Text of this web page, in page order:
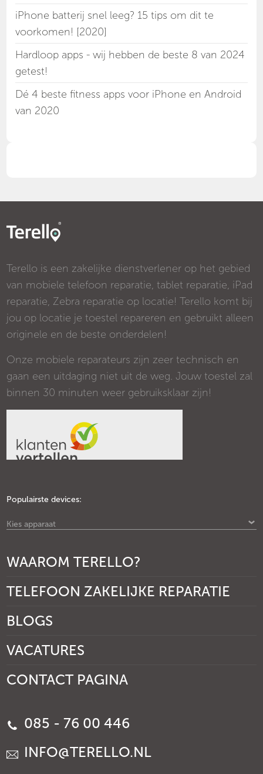
iPhone batterij snel leeg? 15 tips om dit te
voorkomen! [2020]
Hardloop apps - wij hebben de beste 8 van 2024
getest!
Dé 4 beste fitness apps voor iPhone en Android
van 2020
Terello is een zakelijke dienstverlener op het gebied
van mobiele telefoon reparatie, tablet reparatie, iPad
reparatie, Zebra reparatie op locatie! Terello komt bij
jou op locatie je toestel repareren en gebruikt alleen
originele en de beste onderdelen!
Onze mobiele reparateurs zijn zeer technisch en
gaan een uitdaging niet uit de weg. Jouw toestel zal
binnen 30 minuten weer gebruiksklaar zijn!
Populairste devices:
Kies apparaat
WAAROM TERELLO?
TELEFOON ZAKELIJKE REPARATIE
BLOGS
VACATURES
CONTACT PAGINA
085 - 76 00 446
INFO@TERELLO.NL